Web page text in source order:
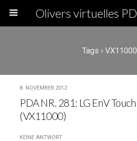
Tags › VX11000
8. NOVEMBER 2012
PDA NR. 281: LG EnV Touch
(VX11000)
KEINE ANTWORT